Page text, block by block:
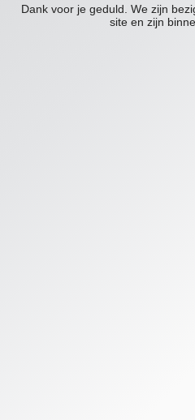
Dank voor je geduld. We zijn
site en zijn